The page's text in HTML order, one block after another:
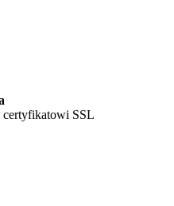
certyfikatowi SSL